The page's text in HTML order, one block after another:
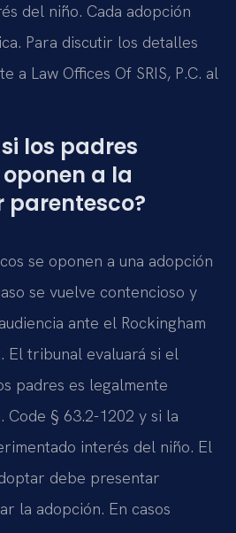
del niño. Cada adopción
Para discutir los detalles
a Law Offices Of SRIS, P.C. al
los padres
a la
parentesco?
se oponen a una adopción
se vuelve contencioso y
ante el Rockingham
El tribunal evaluará si el
padres es legalmente
Code § 63.2-1202 y si la
interés del niño. El
debe presentar
la adopción. En casos